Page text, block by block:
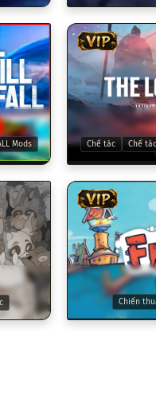
Mods
VIP
Chế tác Chế
VIP
Chiến